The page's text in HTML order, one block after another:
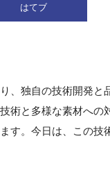
はてブ
、独自の技術開発と
術と多様な素材への
す。今日は、この技